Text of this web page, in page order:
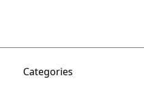
Categories